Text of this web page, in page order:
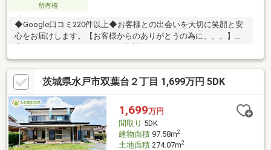
所有権
◆Google口コミ220件以上◆お客様との出会いを大切に笑顔と安
心をお届けします。【お客様からのありがとうの為に、、、】お
茨城県水戸市双葉台２丁目 1,699万円 5DK
1,699万円
間取り 5DK
建物面積97.58m2
土地面積274.07m2